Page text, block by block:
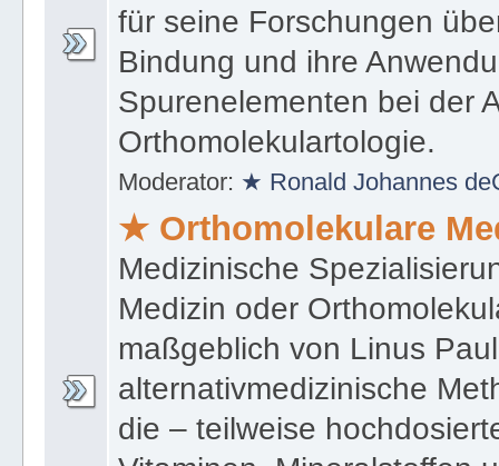
für seine Forschungen
Bindung und ihre
Spurenelementen bei der
Orthomolekulartologie.
Moderator: ★ Ronald Johannes
★ Orthomolekulare
Medizinische
Medizin oder
maßgeblich von Linus
alternativmedizinische
die – teilweise